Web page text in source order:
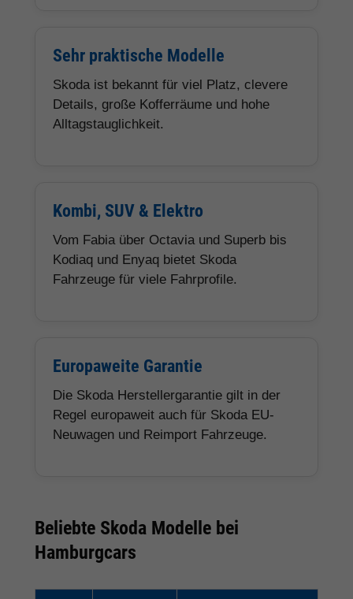
Sehr praktische Modelle
Skoda ist bekannt für viel Platz, clevere
Details, große Kofferräume und hohe
Alltagstauglichkeit.
Kombi, SUV & Elektro
Vom Fabia über Octavia und Superb bis
Kodiaq und Enyaq bietet Skoda
Fahrzeuge für viele Fahrprofile.
Europaweite Garantie
Die Skoda Herstellergarantie gilt in der
Regel europaweit auch für Skoda EU-
Neuwagen und Reimport Fahrzeuge.
Beliebte Skoda Modelle bei
Hamburgcars